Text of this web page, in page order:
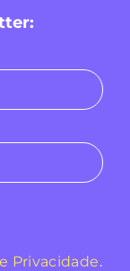
Privacidade.